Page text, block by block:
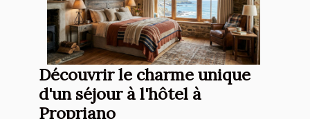
Découvrir le charme unique
d'un séjour à l'hôtel à
Propriano